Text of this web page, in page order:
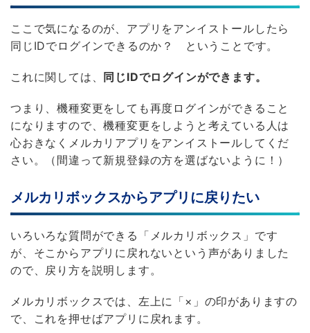
ここで気になるのが、アプリをアンイストールしたら
同じIDでログインできるのか？ ということです。
これに関しては、 同じIDでログインができます。
つまり、機種変更をしても再度ログインができること
になりますので、機種変更をしようと考えている人は
心おきなくメルカリアプリをアンイストールしてくだ
さい。（間違って新規登録の方を選ばないように！）
メルカリボックスからアプリに戻りたい
いろいろな質問ができる「メルカリボックス」です
が、そこからアプリに戻れないという声がありました
ので、戻り方を説明します。
メルカリボックスでは、左上に「×」の印がありますの
で、これを押せばアプリに戻れます。